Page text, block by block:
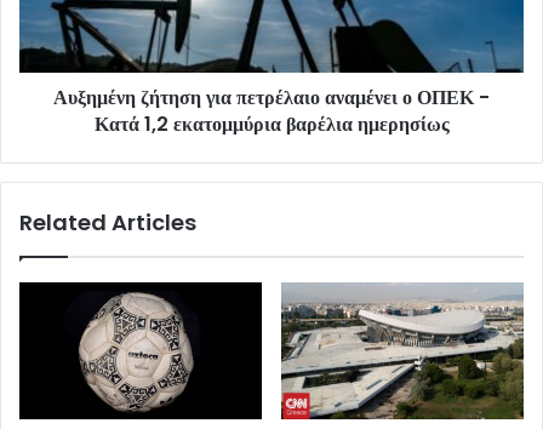
Αυξημένη ζήτηση για πετρέλαιο αναμένει ο ΟΠΕΚ -
Κατά 1,2 εκατομμύρια βαρέλια ημερησίως
Related Articles